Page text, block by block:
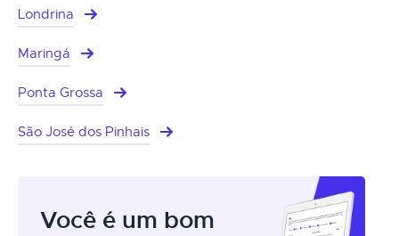
Londrina
Maringá
Ponta Grossa
São José dos Pinhais
Você é um bom